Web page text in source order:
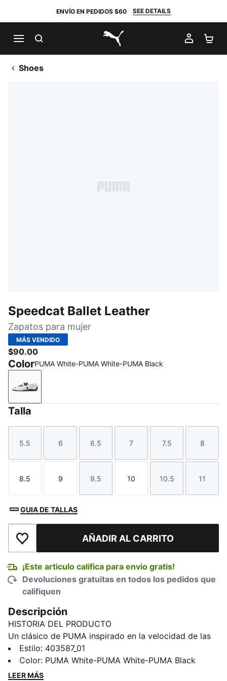
ENVÍO EN PEDIDOS $60 SEE DETAILS
PUMA.com
MI
Shoes
Speedcat Ballet Leather
Zapatos para mujer
MÁS VENDIDO
$90.00
ColorPUMA White-PUMA White-PUMA Black
PUMA White-PUMA White-PUMA Black
Talla
Talla
5.5
Talla
6
Talla
6.5
Talla
7
Talla
7.5
Talla
8
Talla
8.5
Talla
9
Talla
9.5
Talla
10
Talla
10.5
Talla
11
GUIA DE TALLAS
Añadir a la lista de deseosAÑADIR AL CARRITO
¡Este articulo califica para envio gratis!
Devoluciones gratuitas en todos los pedidos que
califiquen
Descripción
HISTORIA DEL PRODUCTO
Un clásico de PUMA inspirado en la velocidad de las
pistas: los Speedcat OG. Destacan entre la multitud
por su forma inspirada en los tenis de los corredores
de carreras y por sus líneas elegantes, de aspecto
Estilo: 403587_01
Color: PUMA White-PUMA White-PUMA Black
LEER MÁS